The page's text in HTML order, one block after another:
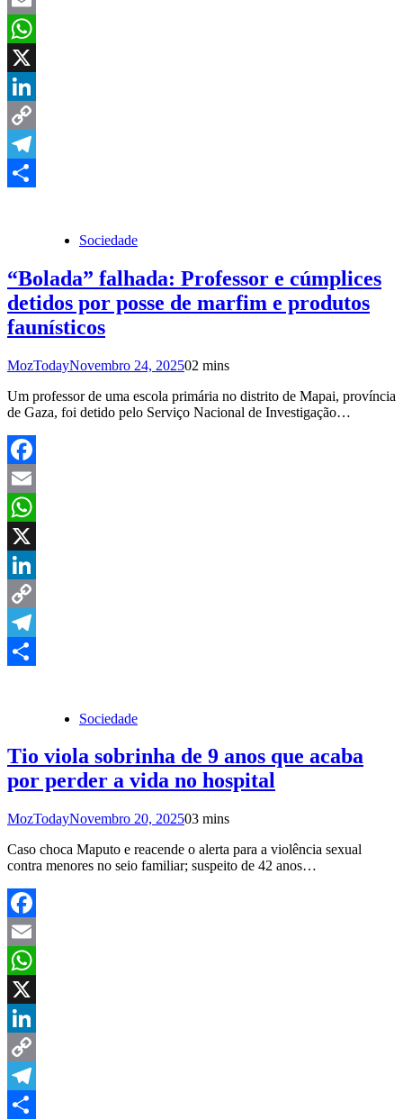
Email
WhatsApp
X
LinkedIn
Copy
Link
Telegram
Sociedade
“Bolada” falhada: Professor e cúmplices
detidos por posse de marfim e produtos
faunísticos
MozTodayNovembro 24, 202502 mins
Um professor de uma escola primária no distrito de Mapai, província
de Gaza, foi detido pelo Serviço Nacional de Investigação…
Facebook
Email
WhatsApp
X
LinkedIn
Copy
Link
Telegram
Sociedade
Tio viola sobrinha de 9 anos que acaba
por perder a vida no hospital
MozTodayNovembro 20, 202503 mins
Caso choca Maputo e reacende o alerta para a violência sexual
contra menores no seio familiar; suspeito de 42 anos…
Facebook
Email
WhatsApp
X
LinkedIn
Copy
Link
Telegram